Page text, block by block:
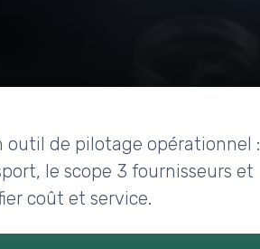
de pilotage opérationnel :
le scope 3 fournisseurs et
coût et service.